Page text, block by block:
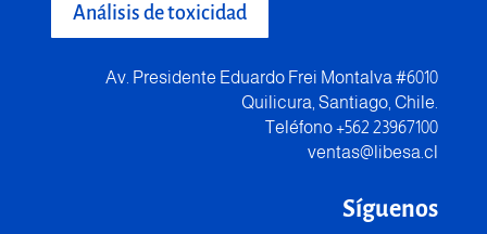
Análisis de toxicidad
Av. Presidente Eduardo Frei Montalva #6010
Quilicura, Santiago, Chile.
Teléfono +562 23967100
ventas@libesa.cl
Síguenos